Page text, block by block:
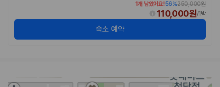
1개 남았어요!56%250,000원
110,000원/1박
숙소 예약